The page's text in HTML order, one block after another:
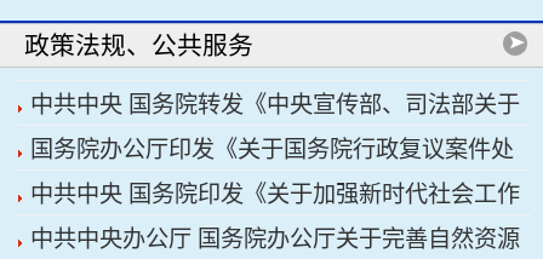
关键在科技自立自强”
政策法规、公共服务
中共中央 国务院转发《中央宣传部、司法部关于
开展法治宣传教育的第九个五年规划（2026——
2030年）》
国务院办公厅印发《关于国务院行政复议案件处
理程序的若干规定》
中共中央 国务院印发《关于加强新时代社会工作
的意见》
中共中央办公厅 国务院办公厅关于完善自然资源